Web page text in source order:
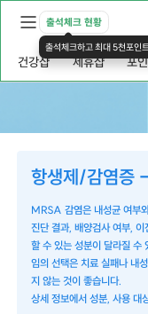
출석체크 현황
출석체크하고 최대 5천포인
건강샵 제휴샵 포
항생제/감염증
MRSA 감염은 내성균 여부
진단 결과, 배양검사 여부,
할 수 있는 성분이 달라질 수
임의 선택은 치료 실패나 내
지 않는 것이 좋습니다.
상세 정보에서 성분, 사용 대